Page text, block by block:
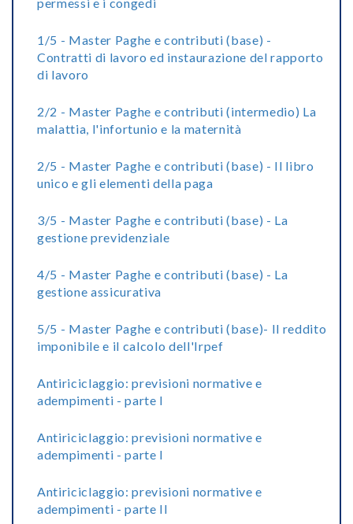
1/5 - Master Paghe e contributi (base) -
Contratti di lavoro ed instaurazione del rapporto
di lavoro
2/2 - Master Paghe e contributi (intermedio) La
malattia, l'infortunio e la maternità
2/5 - Master Paghe e contributi (base) - Il libro
unico e gli elementi della paga
3/5 - Master Paghe e contributi (base) - La
gestione previdenziale
4/5 - Master Paghe e contributi (base) - La
gestione assicurativa
5/5 - Master Paghe e contributi (base)- Il reddito
imponibile e il calcolo dell'Irpef
Antiriciclaggio: previsioni normative e
adempimenti - parte I
Antiriciclaggio: previsioni normative e
adempimenti - parte I
Antiriciclaggio: previsioni normative e
adempimenti - parte II